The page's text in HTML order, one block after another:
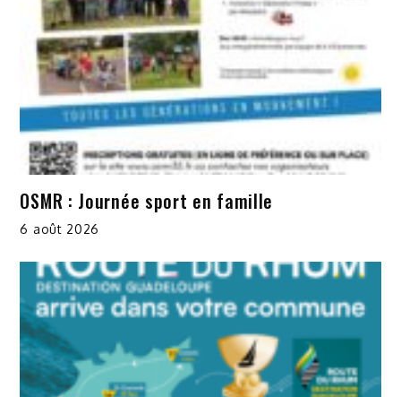
OSMR : Journée sport en famille
6 août 2026